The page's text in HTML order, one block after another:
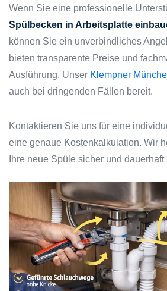
Wenn Sie eine professionelle
Spülbecken in Arbeitsplatte
können Sie ein unverbindliches
bieten transparente Preise und
Ausführung. Unser Klempner
auch bei dringenden Fällen bereit.
Kontaktieren Sie uns für eine
eine genaue Kostenkalkulation. Wir
Ihre neue Spüle sicher und